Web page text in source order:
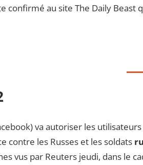
confirmé au site The Daily
va autoriser les
contre les Russes et les soldats
vus par Reuters jeudi, dans le